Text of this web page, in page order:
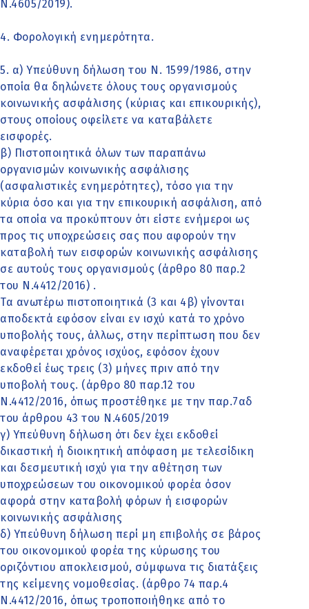
Ν.4605/2019).
4. Φορολογική ενημερότητα.
5. α) Υπεύθυνη δήλωση του Ν. 1599/1986, στην
οποία θα δηλώνετε όλους τους οργανισμούς
κοινωνικής ασφάλισης (κύριας και επικουρικής),
στους οποίους οφείλετε να καταβάλετε
εισφορές.
β) Πιστοποιητικά όλων των παραπάνω
οργανισμών κοινωνικής ασφάλισης
(ασφαλιστικές ενημερότητες), τόσο για την
κύρια όσο και για την επικουρική ασφάλιση, από
τα οποία να προκύπτουν ότι είστε ενήμεροι ως
προς τις υποχρεώσεις σας που αφορούν την
καταβολή των εισφορών κοινωνικής ασφάλισης
σε αυτούς τους οργανισμούς (άρθρο 80 παρ.2
του Ν.4412/2016) .
Τα ανωτέρω πιστοποιητικά (3 και 4β) γίνονται
αποδεκτά εφόσον είναι εν ισχύ κατά το χρόνο
υποβολής τους, άλλως, στην περίπτωση που δεν
αναφέρεται χρόνος ισχύος, εφόσον έχουν
εκδοθεί έως τρεις (3) μήνες πριν από την
υποβολή τους. (άρθρο 80 παρ.12 του
Ν.4412/2016, όπως προστέθηκε με την παρ.7αδ
του άρθρου 43 του Ν.4605/2019
γ) Υπεύθυνη δήλωση ότι δεν έχει εκδοθεί
δικαστική ή διοικητική απόφαση με τελεσίδικη
και δεσμευτική ισχύ για την αθέτηση των
υποχρεώσεων του οικονομικού φορέα όσον
αφορά στην καταβολή φόρων ή εισφορών
κοινωνικής ασφάλισης
δ) Υπεύθυνη δήλωση περί μη επιβολής σε βάρος
του οικονομικού φορέα της κύρωσης του
οριζόντιου αποκλεισμού, σύμφωνα τις διατάξεις
της κείμενης νομοθεσίας. (άρθρο 74 παρ.4
Ν.4412/2016, όπως τροποποιήθηκε από το